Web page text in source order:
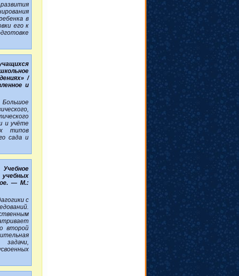
в
его к
/
и
и учёте
типов
сада и
— М.:
с
второй